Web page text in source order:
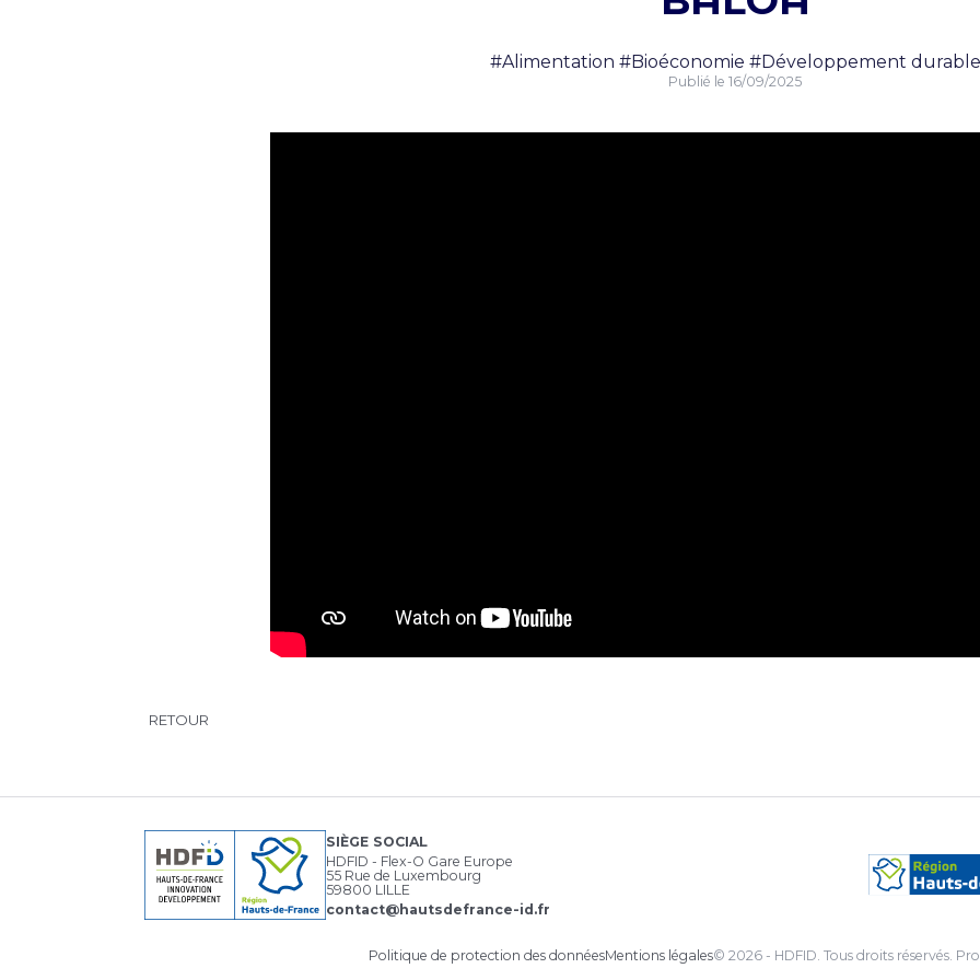
#Alimentation #Bioéconomie #Développement durable
Publié le 16/09/2025
RETOUR
SIÈGE SOCIAL
HDFID - Flex-O Gare Europe
55 Rue de Luxembourg
59800 LILLE
contact@hautsdefrance-id.fr
Politique de protection des donnéesMentions légales© 2026 - HDFID. Tous droits réservés.